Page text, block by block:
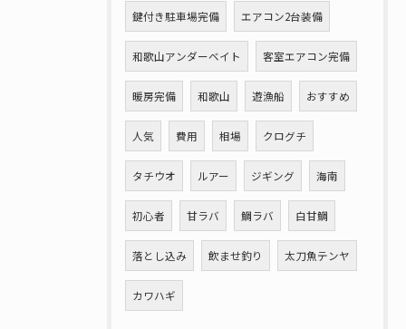
鍵付き駐車場完備 エアコン2台装備
和歌山アンダーベイト 客室エアコン完備
暖房完備 和歌山 遊漁船 おすすめ
人気 費用 相場 クログチ
タチウオ ルアー ジギング 海南
初心者 甘ラバ 鯛ラバ 白甘鯛
落とし込み 飲ませ釣り 太刀魚テンヤ
カワハギ